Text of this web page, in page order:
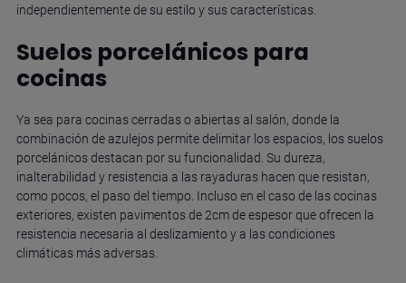
independientemente de su estilo y sus características.
Suelos porcelánicos para
cocinas
Ya sea para cocinas cerradas o abiertas al salón, donde la
combinación de azulejos permite delimitar los espacios, los suelos
porcelánicos destacan por su funcionalidad. Su dureza,
inalterabilidad y resistencia a las rayaduras hacen que resistan,
como pocos, el paso del tiempo. Incluso en el caso de lascocinas
exteriores, existen pavimentos de 2cm de espesor que ofrecen la
resistencia necesaria al deslizamiento y a las condiciones
climáticas más adversas.